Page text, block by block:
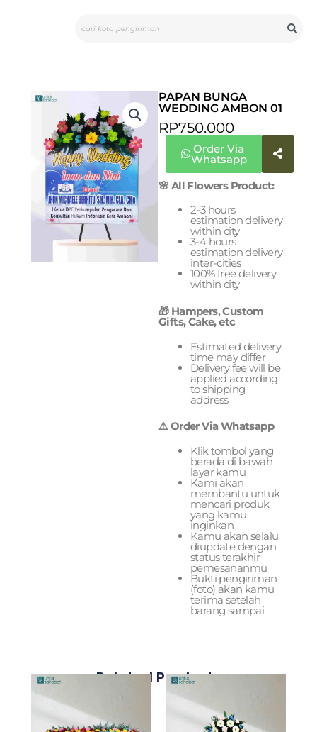
PAPAN BUNGA
WEDDING AMBON 01
RP750.000
Order Via
Whatsapp
🌸 All Flowers Product:
2-3 hours
estimation delivery
within city
3-4 hours
estimation delivery
inter-cities
100% free delivery
within city
🎁 Hampers, Custom
Gifts, Cake, etc
Estimated delivery
time may differ
Delivery fee will be
applied according
to shipping
address
⚠️ Order Via Whatsapp
Klik tombol yang
berada di bawah
layar kamu
Kami akan
membantu untuk
mencari produk
yang kamu
inginkan
Kamu akan selalu
diupdate dengan
status terakhir
pemesananmu
Bukti pengiriman
(foto) akan kamu
terima setelah
barang sampai
Related Products